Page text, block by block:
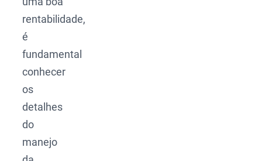
rentabilidade,
é
fundamental
conhecer
os
detalhes
do
manejo